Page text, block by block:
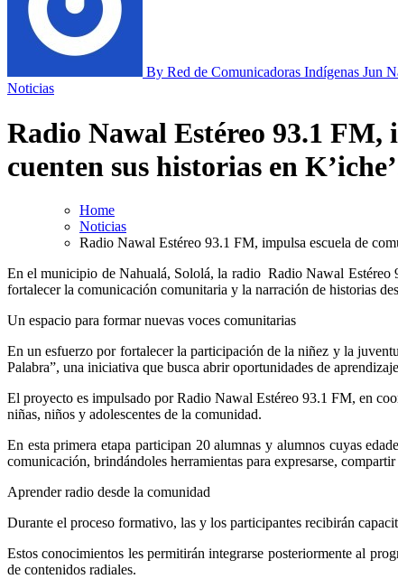
By Red de Comunicadoras Indígenas Jun
Noticias
Radio Nawal Estéreo 93.1
cuenten sus historias en
Home
Noticias
Radio Nawal Estéreo 93.1 FM, impulsa escuela de
En el municipio de Nahualá, Sololá, la radio Radio Nawal Estéreo 93.1 FM, inauguró la escuela de comunicación “Sembradores de la Palabra”, un espacio formativo dirigido a niñas, niños y jóvenes que busca
fortalecer la comunicación comunitaria y la narración de historias
Un espacio para formar nuevas voces comunitarias
En un esfuerzo por fortalecer la participación de la niñez y la
Palabra”, una iniciativa que busca abrir oportunidades de
El proyecto es impulsado por Radio Nawal Estéreo 93.1 FM, en
niñas, niños y adolescentes de la comunidad.
En esta primera etapa participan 20 alumnas y alumnos cuyas
comunicación, brindándoles herramientas para expresarse,
Aprender radio desde la comunidad
Durante el proceso formativo, las y los participantes recibirán
Estos conocimientos les permitirán integrarse posteriormente al
de contenidos radiales.